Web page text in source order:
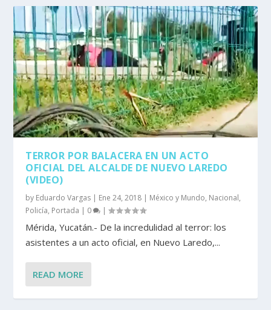
TERROR POR BALACERA EN UN ACTO
OFICIAL DEL ALCALDE DE NUEVO LAREDO
(VIDEO)
by Eduardo Vargas | Ene 24, 2018 | México y Mundo, Nacional,
Policía, Portada | 0 |
Mérida, Yucatán.- De la incredulidad al terror: los
asistentes a un acto oficial, en Nuevo Laredo,...
READ MORE